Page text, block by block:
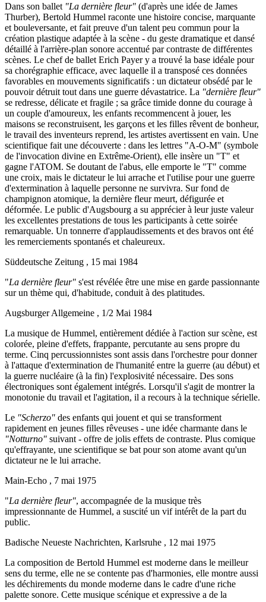
Dans son ballet "La dernière fleur" (d'après une idée de James
Thurber), Bertold Hummel raconte une histoire concise, marquante
et bouleversante, et fait preuve d'un talent peu commun pour la
création plastique adaptée à la scène - du geste dramatique et dansé
détaillé à l'arrière-plan sonore accentué par contraste de différentes
scènes. Le chef de ballet Erich Payer y a trouvé la base idéale pour
sa chorégraphie efficace, avec laquelle il a transposé ces données
favorables en mouvements significatifs : un dictateur obsédé par le
pouvoir détruit tout dans une guerre dévastatrice. La "dernière fleur"
se redresse, délicate et fragile ; sa grâce timide donne du courage à
un couple d'amoureux, les enfants recommencent à jouer, les
maisons se reconstruisent, les garçons et les filles rêvent de bonheur,
le travail des inventeurs reprend, les artistes avertissent en vain. Une
scientifique fait une découverte : dans les lettres "A-O-M" (symbole
de l'invocation divine en Extrême-Orient), elle insère un "T" et
gagne l'ATOM. Se doutant de l'abus, elle emporte le "T" comme
une croix, mais le dictateur le lui arrache et l'utilise pour une guerre
d'extermination à laquelle personne ne survivra. Sur fond de
champignon atomique, la dernière fleur meurt, défigurée et
déformée. Le public d'Augsbourg a su apprécier à leur juste valeur
les excellentes prestations de tous les participants à cette soirée
remarquable. Un tonnerre d'applaudissements et des bravos ont été
les remerciements spontanés et chaleureux.
Süddeutsche Zeitung , 15 mai 1984
"La dernière fleur" s'est révélée être une mise en garde passionnante
sur un thème qui, d'habitude, conduit à des platitudes.
Augsburger Allgemeine , 1/2 Mai 1984
La musique de Hummel, entièrement dédiée à l'action sur scène, est
colorée, pleine d'effets, frappante, percutante au sens propre du
terme. Cinq percussionnistes sont assis dans l'orchestre pour donner
à l'attaque d'extermination de l'humanité entre la guerre (au début) et
la guerre nucléaire (à la fin) l'explosivité nécessaire. Des sons
électroniques sont également intégrés. Lorsqu'il s'agit de montrer la
monotonie du travail et l'agitation, il a recours à la technique sérielle.
Le "Scherzo" des enfants qui jouent et qui se transforment
rapidement en jeunes filles rêveuses - une idée charmante dans le
"Notturno" suivant - offre de jolis effets de contraste. Plus comique
qu'effrayante, une scientifique se bat pour son atome avant qu'un
dictateur ne le lui arrache.
Main-Echo , 7 mai 1975
"La dernière fleur", accompagnée de la musique très
impressionnante de Hummel, a suscité un vif intérêt de la part du
public.
Badische Neueste Nachrichten, Karlsruhe , 12 mai 1975
La composition de Bertold Hummel est moderne dans le meilleur
sens du terme, elle ne se contente pas d'harmonies, elle montre aussi
les déchirements du monde moderne dans le cadre d'une riche
palette sonore. Cette musique scénique et expressive a de la